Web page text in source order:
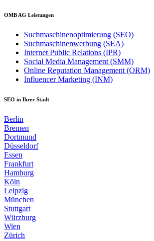
OMB AG Leistungen
Suchmaschinenoptimierung (SEO)
Suchmaschinenwerbung (SEA)
Internet Public Relations (IPR)
Social Media Management (SMM)
Online Reputation Management (ORM)
Influencer Marketing (INM)
SEO in Ihrer Stadt
Berlin
Bremen
Dortmund
Düsseldorf
Essen
Frankfurt
Hamburg
Köln
Leipzig
München
Stuttgart
Würzburg
Wien
Zürich